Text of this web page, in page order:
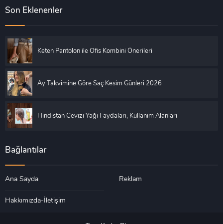
Son Eklenenler
Keten Pantolon ile Ofis Kombini Önerileri
Ay Takvimine Göre Saç Kesim Günleri 2026
Hindistan Cevizi Yağı Faydaları, Kullanım Alanları
Bağlantılar
Ana Sayda Reklam
Hakkımızda-İletişim